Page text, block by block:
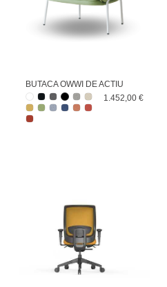
BUTACA OWWI DE ACTIU
1.452,00 €